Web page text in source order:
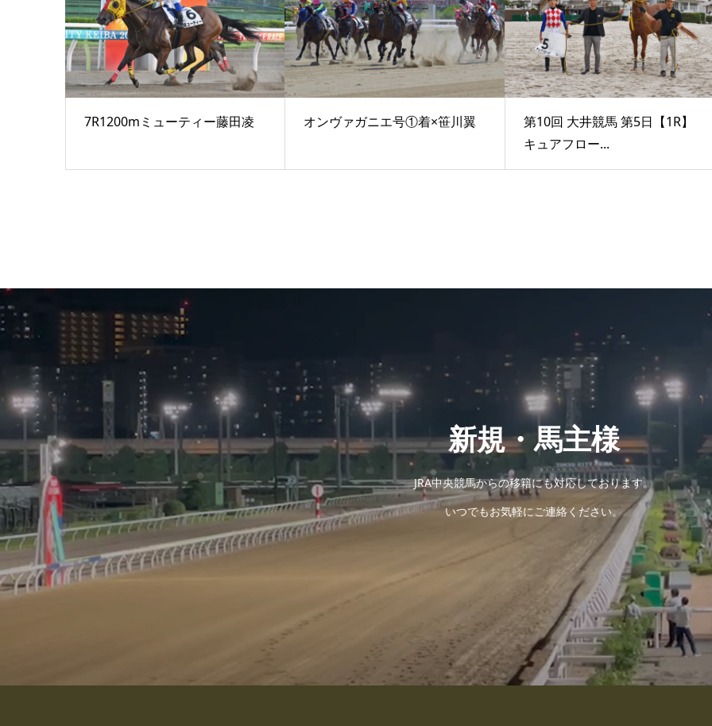
7R1200mミューティー藤田凌 オンヴァガニエ号①着×笹川翼
第10回 大井競馬 第5日【1R】
キュアフロー...
新規・馬主様
JRA中央競馬からの移籍にも対応しております。
いつでもお気軽にご連絡ください。